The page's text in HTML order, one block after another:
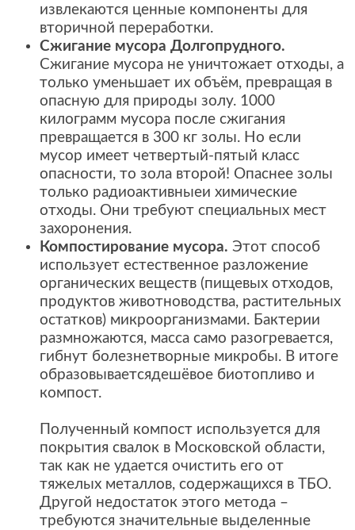
извлекаются ценные компоненты для
вторичной переработки.
Сжигание мусора Долгопрудного.
Сжигание мусора не уничтожает отходы, а
только уменьшает их объём, превращая в
опасную для природы золу. 1000
килограмм мусора после сжигания
превращается в 300 кг золы. Но если
мусор имеет четвертый-пятый класс
опасности, то зола второй! Опаснее золы
только радиоактивныеи химические
отходы. Они требуют специальных мест
захоронения.
Компостирование мусора. Этот способ
использует естественное разложение
органических веществ (пищевых отходов,
продуктов животноводства, растительных
остатков) микроорганизмами. Бактерии
размножаются, масса само разогревается,
гибнут болезнетворные микробы. В итоге
образовываетсядешёвое биотопливо и
компост.
Полученный компост используется для
покрытия свалок в Московской области,
так как не удается очистить его от
тяжелых металлов, содержащихся в ТБО.
Другой недостаток этого метода –
требуются значительные выделенные